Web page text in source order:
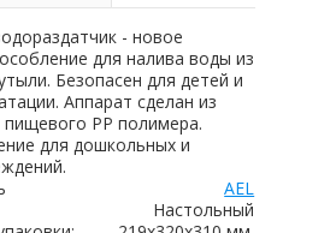
- новое
для налива воды из
Безопасен для детей и
Аппарат сделан из
пищевого РР полимера.
для дошкольных и
AEL
Настольный